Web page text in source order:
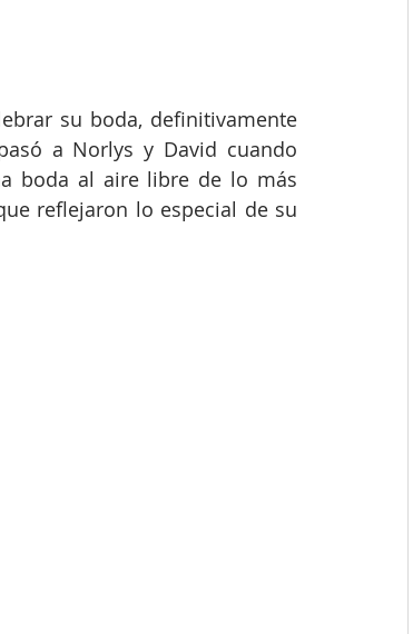
su boda, definitivamente
a Norlys y David cuando
boda al aire libre de lo más
reflejaron lo especial de su